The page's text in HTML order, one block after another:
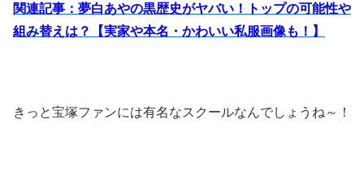
関連記事：夢白あやの黒歴史がヤバい！トップの可能性や
組み替えは？【実家や本名・かわいい私服画像も！】
きっと宝塚ファンには有名なスクールなんでしょうね～！